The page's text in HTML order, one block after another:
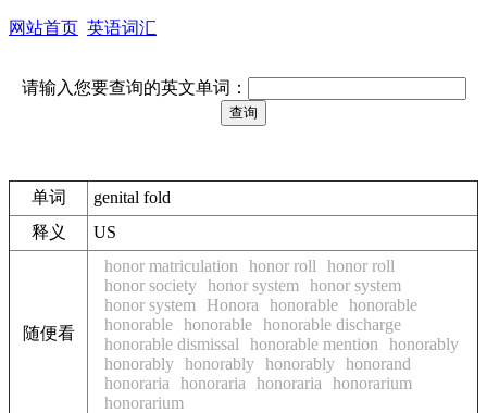
网站首页 英语词汇
请输入您要查询的英文单词：
单词
genital fold
释义
US
随便看
honor matriculation honor roll
honor roll
honor society honor system
honor system
honor system
Honora honorable honorable
honorable honorable honorable discharge
honorable dismissal
honorable mention
honorably
honorably honorably honorably honorand
honoraria
honoraria honoraria
honorarium
honorarium